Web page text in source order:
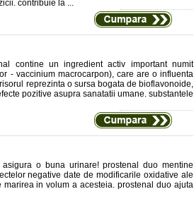
contribuie la ...
contine un ingredient activ important numit
- vaccinium macrocarpon), care are o influenta
reprezinta o sursa bogata de bioflavonoide,
pozitive asupra sanatatii umane. substantele
o buna urinare! prostenal duo mentine
negative date de modificarile oxidative ale
in volum a acesteia. prostenal duo ajuta